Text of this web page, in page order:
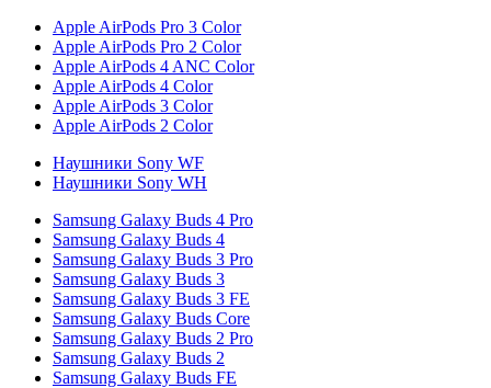
Apple AirPods Pro 3 Color
Apple AirPods Pro 2 Color
Apple AirPods 4 ANC Color
Apple AirPods 4 Color
Apple AirPods 3 Color
Apple AirPods 2 Color
Наушники Sony WF
Наушники Sony WH
Samsung Galaxy Buds 4 Pro
Samsung Galaxy Buds 4
Samsung Galaxy Buds 3 Pro
Samsung Galaxy Buds 3
Samsung Galaxy Buds 3 FE
Samsung Galaxy Buds Core
Samsung Galaxy Buds 2 Pro
Samsung Galaxy Buds 2
Samsung Galaxy Buds FE